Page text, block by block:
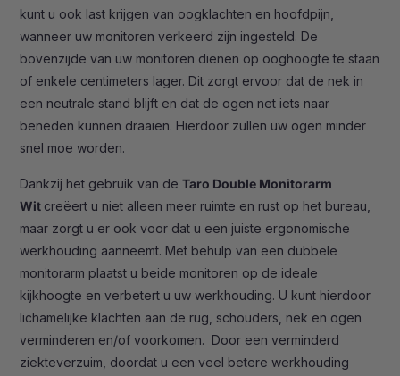
kunt u ook last krijgen van oogklachten en hoofdpijn,
wanneer uw monitoren verkeerd zijn ingesteld. De
bovenzijde van uw monitoren dienen op ooghoogte te staan
of enkele centimeters lager. Dit zorgt ervoor dat de nek in
een neutrale stand blijft en dat de ogen net iets naar
beneden kunnen draaien. Hierdoor zullen uw ogen minder
snel moe worden.
Dankzij het gebruik van deTaro Double Monitorarm
Wit creëert u niet alleen meer ruimte en rust op het bureau,
maar zorgt u er ook voor dat u een juiste ergonomische
werkhouding aanneemt. Met behulp van een dubbele
monitorarm plaatst u beide monitoren op de ideale
kijkhoogte en verbetert u uw werkhouding. U kunt hierdoor
lichamelijke klachten aan de rug, schouders, nek en ogen
verminderen en/of voorkomen. Door een verminderd
ziekteverzuim, doordat u een veel betere werkhouding